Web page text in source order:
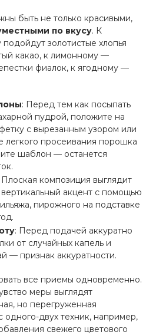
быть не только красивыми,
по вкусу. К
золотистые хлопья
какао, к лимонному —
фиалок, к ягодному —
: Перед тем как посыпать
пудрой, положите на
с вырезанным узором или
легкого просеивания порошка
шаблон — останется
Плоская композиция выглядит
вертикальный акцент с помощью
пирожного на подставке
: Перед подачей аккуратно
от случайных капель и
— признак аккуратности.
все приемы одновременно.
меры выглядят
но перегруженная
одного-двух техник, например,
свежего цветового